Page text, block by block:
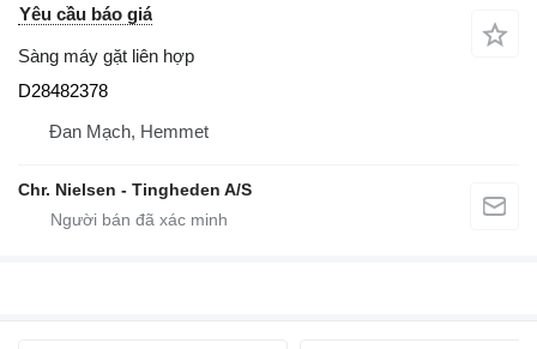
Yêu cầu báo giá
Sàng máy gặt liên hợp
D28482378
Đan Mạch, Hemmet
Chr. Nielsen - Tingheden A/S